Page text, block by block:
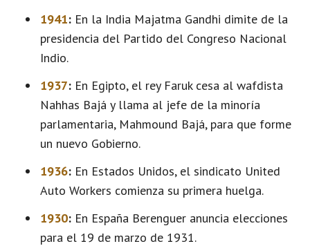
1941: En la India Majatma Gandhi dimite de la
presidencia del Partido del Congreso Nacional
Indio.
1937: En Egipto, el rey Faruk cesa al wafdista
Nahhas Bajá y llama al jefe de la minoría
parlamentaria, Mahmound Bajá, para que forme
un nuevo Gobierno.
1936: En Estados Unidos, el sindicato United
Auto Workers comienza su primera huelga.
1930: En España Berenguer anuncia elecciones
para el 19 de marzo de 1931.